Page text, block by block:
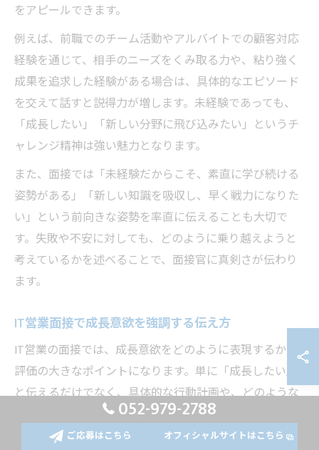
をアピールできます。
例えば、前職でのチーム活動やアルバイトでの顧客対応
経験を通じて、相手のニーズをくみ取る力や、粘り強く
成果を追求した経験がある場合は、具体的なエピソード
を交えて話すと説得力が増します。未経験であっても、
「成長したい」「新しい分野に飛び込みたい」というチ
ャレンジ精神は強い魅力となります。
また、面接では「未経験だからこそ、素直に学び続ける
姿勢がある」「新しい知識を吸収し、早く戦力になりた
い」という前向きな姿勢を率直に伝えることも大切で
す。失敗や不安に対しても、どのように乗り越えようと
考えているかを述べることで、面接官に真剣さが伝わり
ます。
IT営業面接で成長意欲を強調する伝え方
IT営業の面接では、成長意欲をどのように表現するかが
評価の大きなポイントになります。単に「成長したい」
と伝えるだけでなく、具体的な行動計画や、どのような
知識・スキルを身につけたいかを明確に伝えることで、
説得力が増します。
052-979-2788
ご応募はこちら オフィシャルサイトはこちら